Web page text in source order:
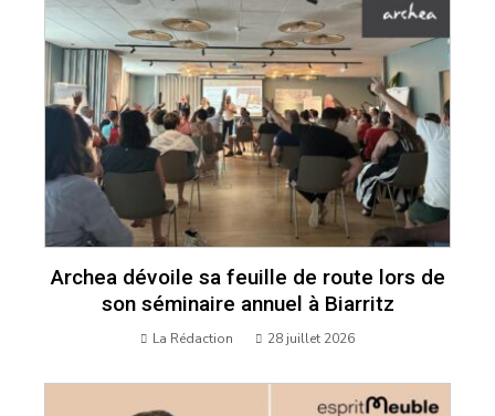
Archea dévoile sa feuille de route lors de
son séminaire annuel à Biarritz
La Rédaction 28 juillet 2026